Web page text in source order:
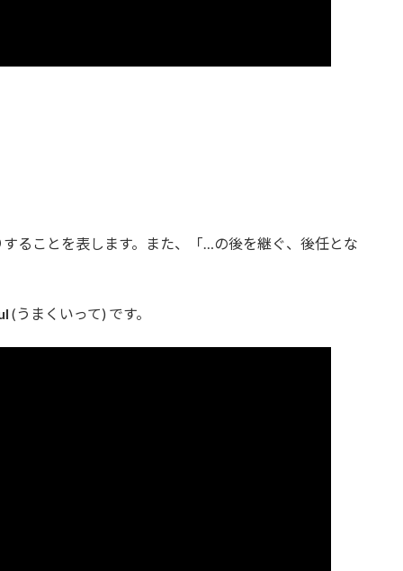
ることを表します。また、「…の後を継ぐ、後任とな
(うまくいって) です。